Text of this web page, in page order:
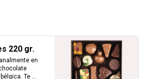
220 gr.
en
Te